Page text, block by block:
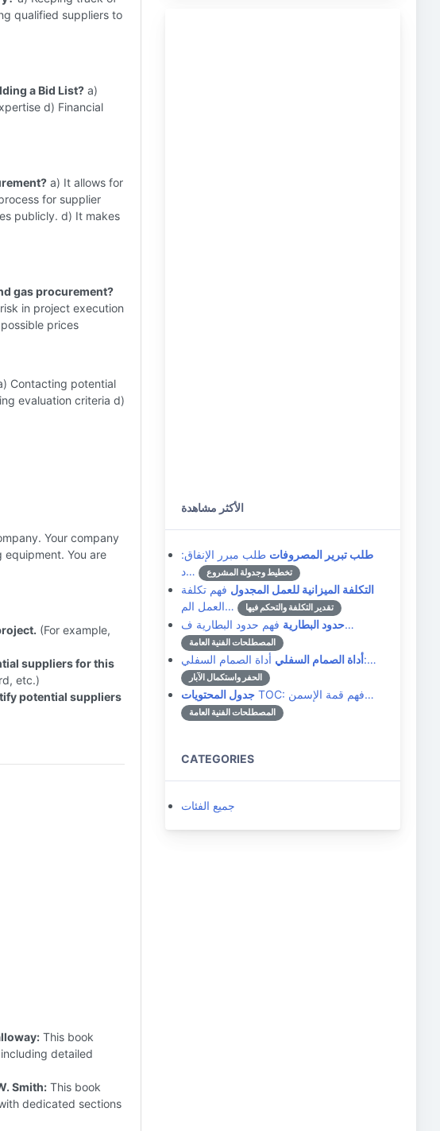
qualified suppliers to
a Bid List? a)
d) Financial
a) It allows for
for supplier
publicly. d) It makes
gas procurement?
in project execution
prices
Contacting potential
evaluation criteria d)
Your company
You are
(For example,
suppliers for this
etc.)
potential suppliers
This book
detailed
Smith: This book
dedicated sections
الأكثر مشاهدة
طلب تبرير المصروفات طلب مبرر الإنفاق:
د…
تخطيط وجدولة المشروع
التكلفة الميزانية للعمل المجدول فهم تكلفة
العمل الم…
تقدير التكلفة والتحكم فيها
حدود البطاريةفهم حدود البطارية ف…
المصطلحات الفنية العامة
أداة الصمام السفليأداة الصمام السفلي:…
الحفر واستكمال الآبار
جدول المحتويات TOC: فهم قمة الإسمن…
المصطلحات الفنية العامة
CATEGORIES
جميع الفئات